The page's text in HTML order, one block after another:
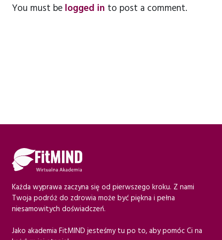
You must be logged in to post a comment.
Każda wyprawa zaczyna się od pierwszego kroku. Z nami
Twoja podróż do zdrowia może być piękna i pełna
niesamowitych doświadczeń.
Jako akademia FitMIND jesteśmy tu po to, aby pomóc Ci na